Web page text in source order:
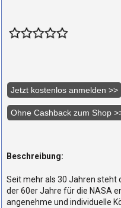
Beschreibung:
Seit mehr als 30 Jahren steht
der 60er Jahre für die NASA
angenehme und individuelle